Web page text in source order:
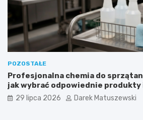
POZOSTAŁE
Profesjonalna chemia do
jak wybrać odpowiednie produkty
29 lipca 2026 Darek Matuszewski